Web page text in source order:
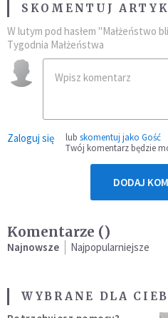
SKOMENTUJ
W lutym pod hasłem "Małżeństwo
Tygodnia Małżeństwa
Zaloguj się lub skomentuj jako Gość
Twój komentarz będzie
DODAJ
Komentarze ()
Najnowsze Najpopularniejsze
WYBRANE DLA